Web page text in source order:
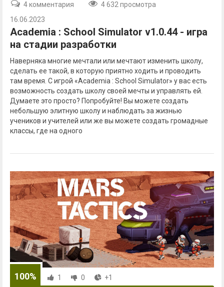
4 комментария
4 632 просмотра
16.06.2023
Academia : School Simulator v1.0.44 - игра
на стадии разработки
Наверняка многие мечтали или мечтают изменить школу,
сделать ее такой, в которую приятно ходить и проводить
там время. С игрой «Academia : School Simulator» у вас есть
возможность создать школу своей мечты и управлять ей.
Думаете это просто? Попробуйте! Вы можете создать
небольшую элитную школу и наблюдать за жизнью
учеников и учителей или же вы можете создать громадные
классы, где на одного
100% 1 0 +1